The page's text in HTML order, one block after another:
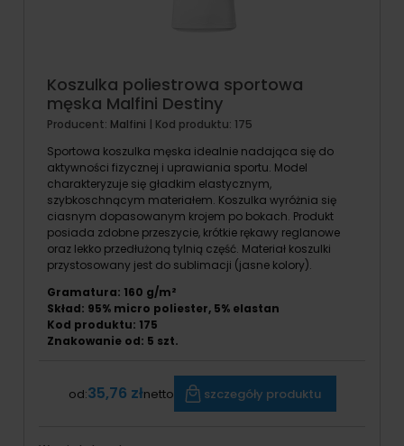
Koszulka poliestrowa sportowa
męska Malfini Destiny
Producent: Malfini | Kod produktu: 175
Sportowa koszulka męska idealnie nadająca się do
aktywności fizycznej i uprawiania sportu. Model
charakteryzuje się gładkim elastycznym,
szybkoschnącym materiałem. Koszulka wyróżnia się
ciasnym dopasowanym krojem po bokach. Produkt
posiada zdobne przeszycie, krótkie rękawy reglanowe
oraz lekko przedłużoną tylnią część. Materiał koszulki
przystosowany jest do sublimacji (jasne kolory).
Gramatura: 160 g/m²
Skład: 95% micro poliester, 5% elastan
Kod produktu: 175
Znakowanie od: 5 szt.
od:35,76 złnetto szczegóły produktu